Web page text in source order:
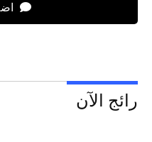
رائج الآن